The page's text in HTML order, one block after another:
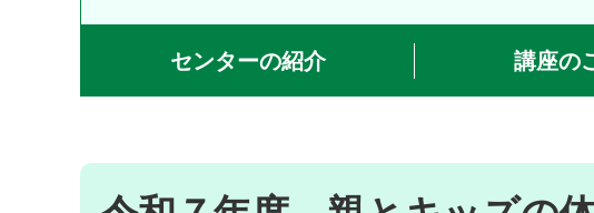
センターの紹介 講座の